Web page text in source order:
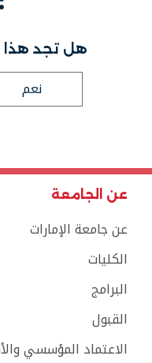
هل تجد هذا
نعم
عن الجامعة
عن جامعة الإمارات
الكليات
البرامج
القبول
الاعتماد المؤسسي